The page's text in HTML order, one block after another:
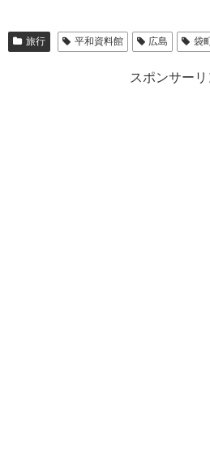
旅行 平和資料館 広島 袋
スポンサーリ